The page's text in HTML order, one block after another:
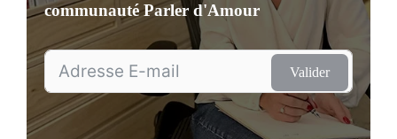
communautéParler d'Amour
Valider